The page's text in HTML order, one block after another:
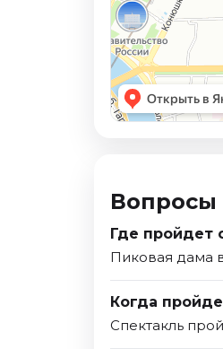
Вопросы
Где пройдет
Пиковая дама
Когда
Спектакль